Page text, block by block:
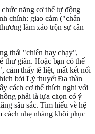
năng cơ thể tự động
chính: giao cảm ("chân
làm xáo trộn sự cân
thái "chiến hay chạy",
thư giãn. Hoặc bạn có thể
cảm thấy tê liệt, mất kết nối
bởi Lý thuyết Đa thần
cách cơ thể thích nghi với
phải là lựa chọn có ý
sâu sắc. Tìm hiểu về hệ
cách nhẹ nhàng khôi phục